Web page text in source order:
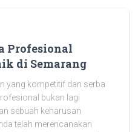
Profesional
di Semarang
yang kompetitif dan serba
bukan lagi
sebuah keharusan
telah merencanakan